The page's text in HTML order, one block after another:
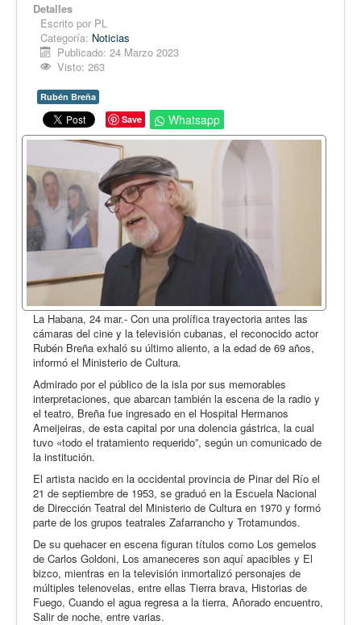
Conozca Nuevitas
Fotorreportaje
Opinión
En audio
Medio Ambiente
Ciencia, tecnología y curiosidades
Francés
Inglés
Desempolvando la historia
Detalles
Escrito por PL
Categoría: Noticias
Publicado: 24 Marzo 2023
Visto: 263
Rubén Breña
Save
Whatsapp
La Habana, 24 mar.- Con una prolífica trayectoria antes las
cámaras del cine y la televisión cubanas, el reconocido actor
Rubén Breña exhaló su último aliento, a la edad de 69 años,
informó el Ministerio de Cultura.
Admirado por el público de la isla por sus memorables
interpretaciones, que abarcan también la escena de la radio y
el teatro, Breña fue ingresado en el Hospital Hermanos
Ameijeiras, de esta capital por una dolencia gástrica, la cual
tuvo «todo el tratamiento requerido”, según un comunicado de
la institución.
El artista nacido en la occidental provincia de Pinar del Río el
21 de septiembre de 1953, se graduó en la Escuela Nacional
de Dirección Teatral del Ministerio de Cultura en 1970 y formó
parte de los grupos teatrales Zafarrancho y Trotamundos.
De su quehacer en escena figuran títulos como Los gemelos
de Carlos Goldoni, Los amaneceres son aquí apacibles y El
bizco, mientras en la televisión inmortalizó personajes de
múltiples telenovelas, entre ellas Tierra brava, Historias de
Fuego, Cuando el agua regresa a la tierra, Añorado encuentro,
Salir de noche, entre varias.